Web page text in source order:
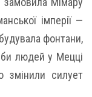
імперії —
фонтани,
людей у Мецці
змінили силует